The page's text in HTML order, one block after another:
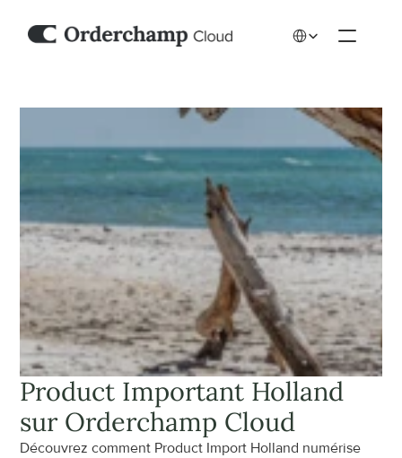
Product Important Holland
sur Orderchamp Cloud
Découvrez comment Product Import Holland numérise